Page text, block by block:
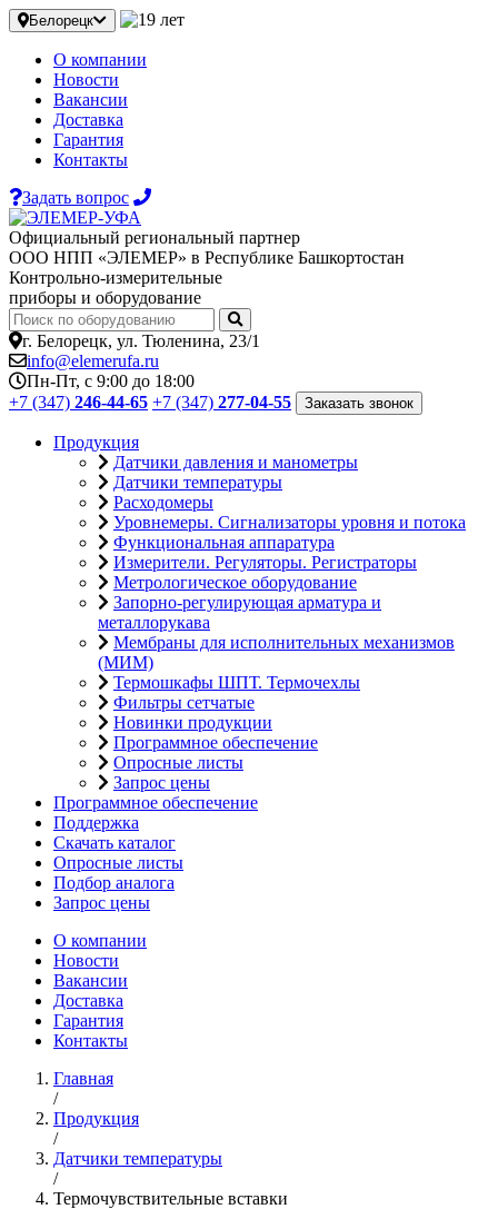
Белорецк
О компании
Новости
Вакансии
Доставка
Гарантия
Контакты
Задать вопрос
Официальный региональный партнер
ООО НПП «ЭЛЕМЕР» в Республике Башкортостан
Контрольно-измерительные
приборы и оборудование
г. Белорецк, ул. Тюленина, 23/1
info@elemerufa.ru
Пн-Пт, с 9:00 до 18:00
+7 (347) 246-44-65 +7 (347) 277-04-55 Заказать звонок
Продукция
Датчики давления и манометры
Датчики температуры
Расходомеры
Уровнемеры. Сигнализаторы уровня и потока
Функциональная аппаратура
Измерители. Регуляторы. Регистраторы
Метрологическое оборудование
Запорно-регулирующая арматура и
металлорукава
Мембраны для исполнительных механизмов
(МИМ)
Термошкафы ШПТ. Термочехлы
Фильтры сетчатые
Новинки продукции
Программное обеспечение
Опросные листы
Запрос цены
Программное обеспечение
Поддержка
Скачать каталог
Опросные листы
Подбор аналога
Запрос цены
О компании
Новости
Вакансии
Доставка
Гарантия
Контакты
Главная
/
Продукция
/
Датчики температуры
/
Термочувствительные вставки